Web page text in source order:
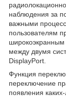
наблюдения за
важными
пользователям
широкоэкранным
между двумя
DisplayPort.
Функция
переключение
появления